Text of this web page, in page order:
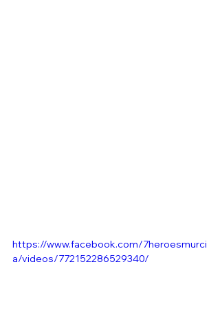
https://www.facebook.com/7heroesmurci
a/videos/772152286529340/